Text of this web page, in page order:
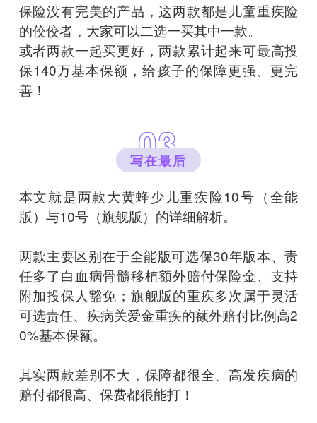
保险没有完美的产品，这两款都是儿童重疾险
的佼佼者，大家可以二选一买其中一款。
或者两款一起买更好，两款累计起来可最高投
保140万基本保额，给孩子的保障更强、更完
善！
03
写在最后
本文就是两款大黄蜂少儿重疾险10号（全能
版）与10号（旗舰版）的详细解析。
两款主要区别在于全能版可选保30年版本、责
任多了白血病骨髓移植额外赔付保险金、支持
附加投保人豁免；旗舰版的重疾多次属于灵活
可选责任、疾病关爱金重疾的额外赔付比例高2
0%基本保额。
其实两款差别不大，保障都很全、高发疾病的
赔付都很高、保费都很能打！